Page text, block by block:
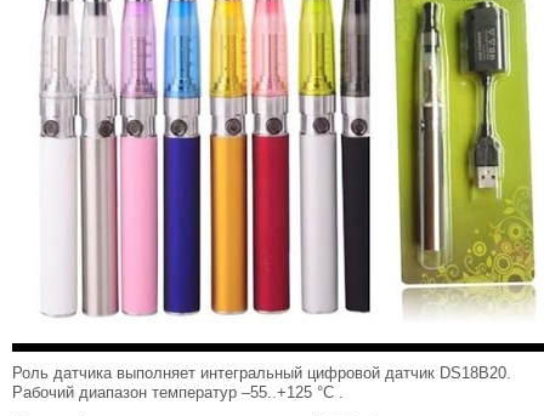
Роль датчика выполняет интегральный цифровой датчик DS18B20.
Рабочий диапазон температур –55..+125 °С .